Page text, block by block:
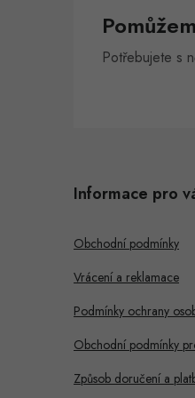
Potřebujete s
Informace pro
Obchodní podmínky
Vrácení a reklamace
Podmínky ochrany
Obchodní podmínky
Způsob doručení a